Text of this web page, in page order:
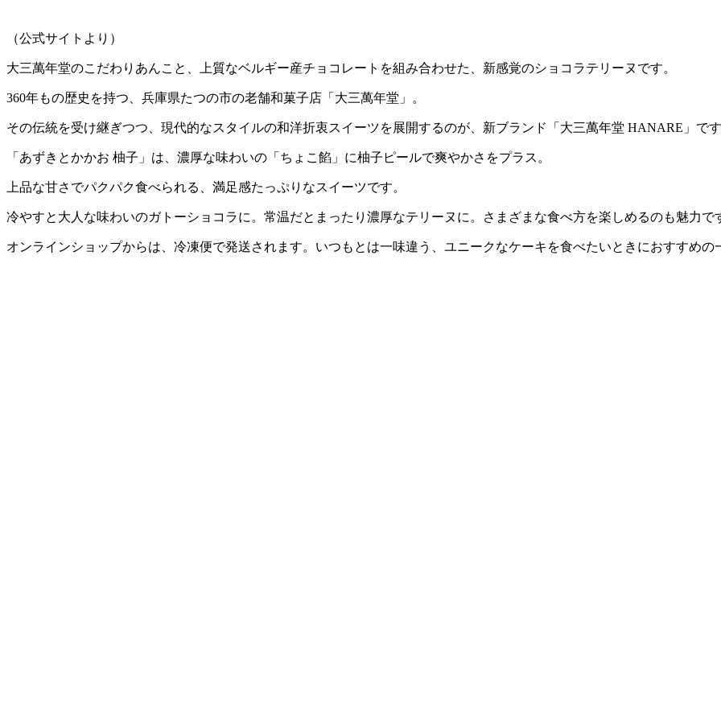
（公式サイトより）
大三萬年堂のこだわりあんこと、上質なベルギー産チョコレートを組み合わせた、新感覚のショコラテリーヌです。
360年もの歴史を持つ、兵庫県たつの市の老舗和菓子店「大三萬年堂」。
その伝統を受け継ぎつつ、現代的なスタイルの和洋折衷スイーツを展開するのが、新ブランド「大三萬年堂 HANARE」です
「あずきとかかお 柚子」は、濃厚な味わいの「ちょこ餡」に柚子ピールで爽やかさをプラス。
上品な甘さでパクパク食べられる、満足感たっぷりなスイーツです。
冷やすと大人な味わいのガトーショコラに。常温だとまったり濃厚なテリーヌに。さまざまな食べ方を楽しめるのも魅力で
オンラインショップからは、冷凍便で発送されます。いつもとは一味違う、ユニークなケーキを食べたいときにおすすめの